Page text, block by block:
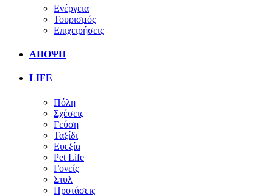
Ενέργεια
Τουρισμός
Επιχειρήσεις
ΑΠΟΨΗ
LIFE
Πόλη
Σχέσεις
Γεύση
Ταξίδι
Ευεξία
Pet Life
Γονείς
Στυλ
Προτάσεις